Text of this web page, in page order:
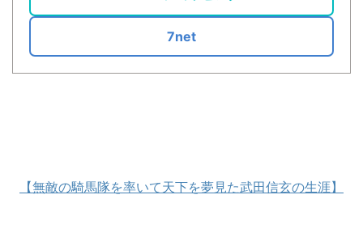
7net
【無敵の騎馬隊を率いて天下を夢見た武田信玄の生涯】